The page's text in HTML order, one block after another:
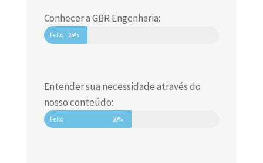
Conhecer a GBR Engenharia:
Feito 25%
Entender sua necessidade através do
nosso conteúdo:
Feito 50%